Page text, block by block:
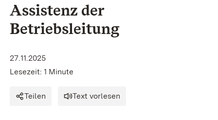
Assistenz der
Betriebsleitung
27.11.2025
Lesezeit: 1 Minute
Teilen Text vorlesen